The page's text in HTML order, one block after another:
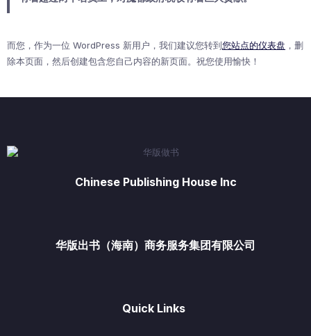
而您，作为一位 WordPress 新用户，我们建议您转到您站点的仪表盘 ，删
除本页面，然后创建包含您自己内容的新页面。祝您使用愉快！
Chinese Publishing House Inc
华版出书（海南）商务服务集团有限公司
Quick Links